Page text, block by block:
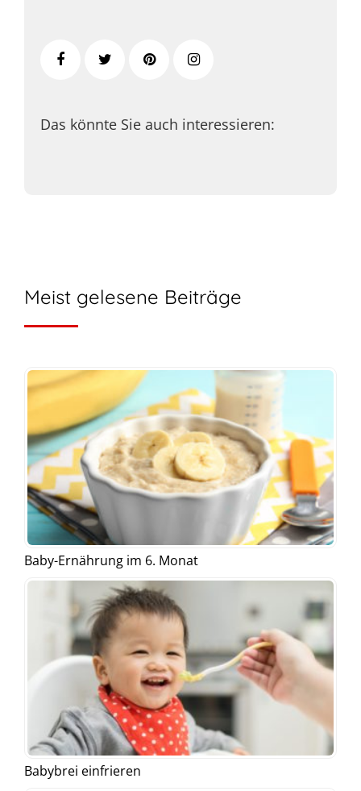
Das könnte Sie auch interessieren:
Meist gelesene Beiträge
Baby-Ernährung im 6. Monat
Babybrei einfrieren